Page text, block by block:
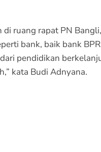
ruang rapat PN
bank, baik bank
pendidikan
kata Budi Adnyana.